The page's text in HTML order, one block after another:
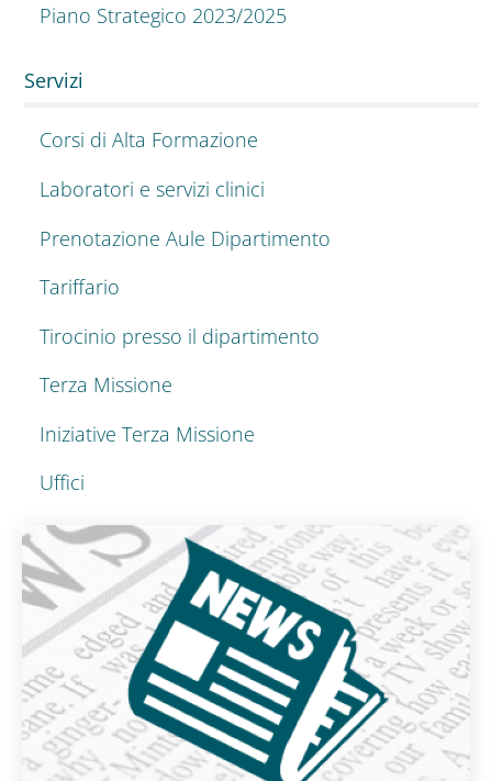
Piano Strategico 2023/2025
Servizi
Corsi di Alta Formazione
Laboratori e servizi clinici
Prenotazione Aule Dipartimento
Tariffario
Tirocinio presso il dipartimento
Terza Missione
Iniziative Terza Missione
Uffici